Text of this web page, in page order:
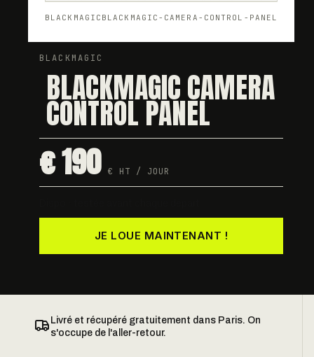
BLACKMAGIC BLACKMAGIC-CAMERA-CONTROL-PANEL
BLACKMAGIC
BLACKMAGIC CAMERA
CONTROL PANEL
€ 190 € HT / JOUR
JE LOUE MAINTENANT !
Livré et récupéré gratuitement dans Paris. On
s'occupe de l'aller-retour.